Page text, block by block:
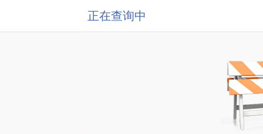
正在查询中